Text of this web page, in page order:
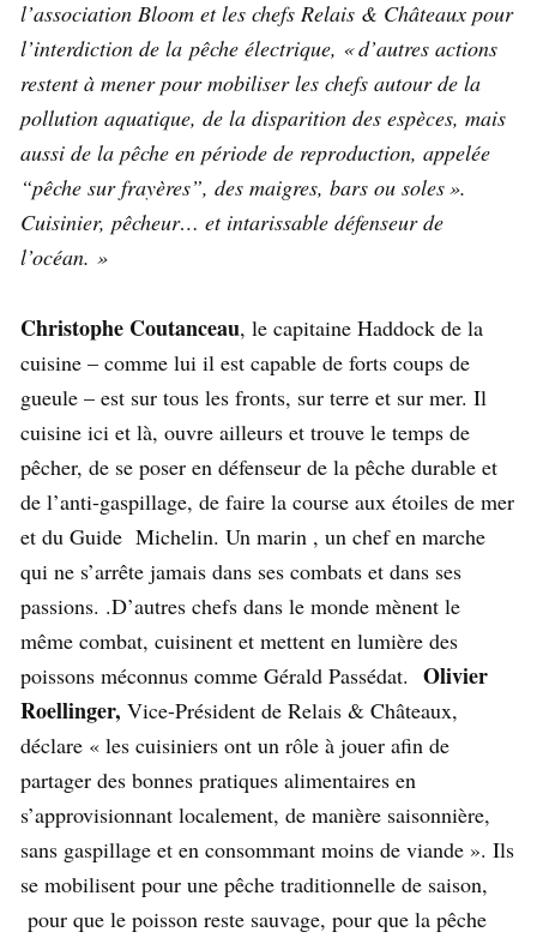
l’association Bloom et les chefs Relais & Châteaux pour
l’interdiction de la pêche électrique, « d’autres actions
restent à mener pour mobiliser les chefs autour de la
pollution aquatique, de la disparition des espèces, mais
aussi de la pêche en période de reproduction, appelée
“pêche sur frayères”, des maigres, bars ou soles ».
Cuisinier, pêcheur… et intarissable défenseur de
l’océan. »
Christophe Coutanceau, le capitaine Haddock de la
cuisine – comme lui il est capable de forts coups de
gueule – est sur tous les fronts, sur terre et sur mer. Il
cuisine ici et là, ouvre ailleurs et trouve le temps de
pêcher, de se poser en défenseur de la pêche durable et
de l’anti-gaspillage, de faire la course aux étoiles de mer
et du Guide Michelin. Un marin , un chef en marche
qui ne s’arrête jamais dans ses combats et dans ses
passions. .D’autres chefs dans le monde mènent le
même combat, cuisinent et mettent en lumière des
poissons méconnus comme Gérald Passédat. Olivier
Roellinger, Vice-Président de Relais & Châteaux,
déclare « les cuisiniers ont un rôle à jouer afin de
partager des bonnes pratiques alimentaires en
s’approvisionnant localement, de manière saisonnière,
sans gaspillage et en consommant moins de viande ». Ils
se mobilisent pour une pêche traditionnelle de saison,
pour que le poisson reste sauvage, pour que la pêche